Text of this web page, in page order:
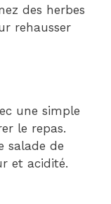
des herbes
rehausser
une simple
le repas.
salade de
et acidité.